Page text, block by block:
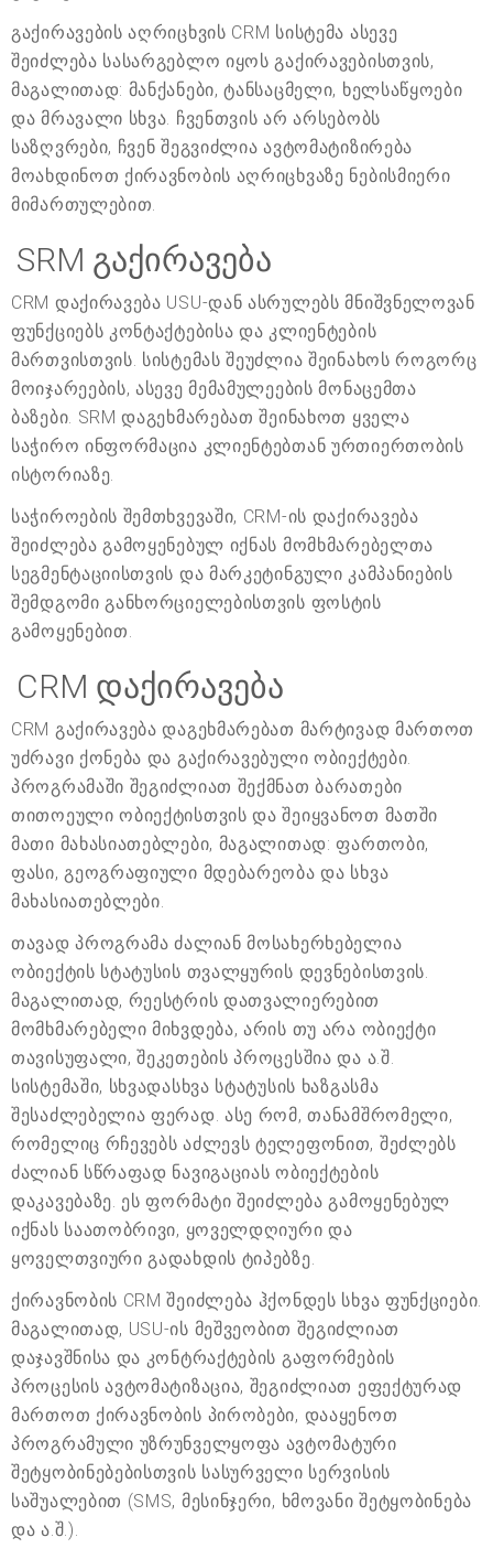
გაქირავების აღრიცხვის CRM სისტემა ასევე
შეიძლება სასარგებლო იყოს გაქირავებისთვის,
მაგალითად: მანქანები, ტანსაცმელი, ხელსაწყოები
და მრავალი სხვა. ჩვენთვის არ არსებობს
საზღვრები, ჩვენ შეგვიძლია ავტომატიზირება
მოახდინოთ ქირავნობის აღრიცხვაზე ნებისმიერი
მიმართულებით.
SRM გაქირავება
CRM დაქირავება USU-დან ასრულებს მნიშვნელოვან
ფუნქციებს კონტაქტებისა და კლიენტების
მართვისთვის. სისტემას შეუძლია შეინახოს როგორც
მოიჯარეების, ასევე მემამულეების მონაცემთა
ბაზები. SRM დაგეხმარებათ შეინახოთ ყველა
საჭირო ინფორმაცია კლიენტებთან ურთიერთობის
ისტორიაზე.
საჭიროების შემთხვევაში, CRM-ის დაქირავება
შეიძლება გამოყენებულ იქნას მომხმარებელთა
სეგმენტაციისთვის და მარკეტინგული კამპანიების
შემდგომი განხორციელებისთვის ფოსტის
გამოყენებით.
CRM დაქირავება
CRM გაქირავება დაგეხმარებათ მარტივად მართოთ
უძრავი ქონება და გაქირავებული ობიექტები.
პროგრამაში შეგიძლიათ შექმნათ ბარათები
თითოეული ობიექტისთვის და შეიყვანოთ მათში
მათი მახასიათებლები, მაგალითად: ფართობი,
ფასი, გეოგრაფიული მდებარეობა და სხვა
მახასიათებლები.
თავად პროგრამა ძალიან მოსახერხებელია
ობიექტის სტატუსის თვალყურის დევნებისთვის.
მაგალითად, რეესტრის დათვალიერებით
მომხმარებელი მიხვდება, არის თუ არა ობიექტი
თავისუფალი, შეკეთების პროცესშია და ა.შ.
სისტემაში, სხვადასხვა სტატუსის ხაზგასმა
შესაძლებელია ფერად. ასე რომ, თანამშრომელი,
რომელიც რჩევებს აძლევს ტელეფონით, შეძლებს
ძალიან სწრაფად ნავიგაციას ობიექტების
დაკავებაზე. ეს ფორმატი შეიძლება გამოყენებულ
იქნას საათობრივი, ყოველდღიური და
ყოველთვიური გადახდის ტიპებზე.
ქირავნობის CRM შეიძლება ჰქონდეს სხვა ფუნქციები.
მაგალითად, USU-ის მეშვეობით შეგიძლიათ
დაჯავშნისა და კონტრაქტების გაფორმების
პროცესის ავტომატიზაცია, შეგიძლიათ ეფექტურად
მართოთ ქირავნობის პირობები, დააყენოთ
პროგრამული უზრუნველყოფა ავტომატური
შეტყობინებებისთვის სასურველი სერვისის
საშუალებით (SMS, მესინჯერი, ხმოვანი შეტყობინება
და ა.შ.).